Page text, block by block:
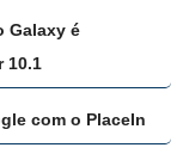
Galaxy é
10.1
com o PlaceIn